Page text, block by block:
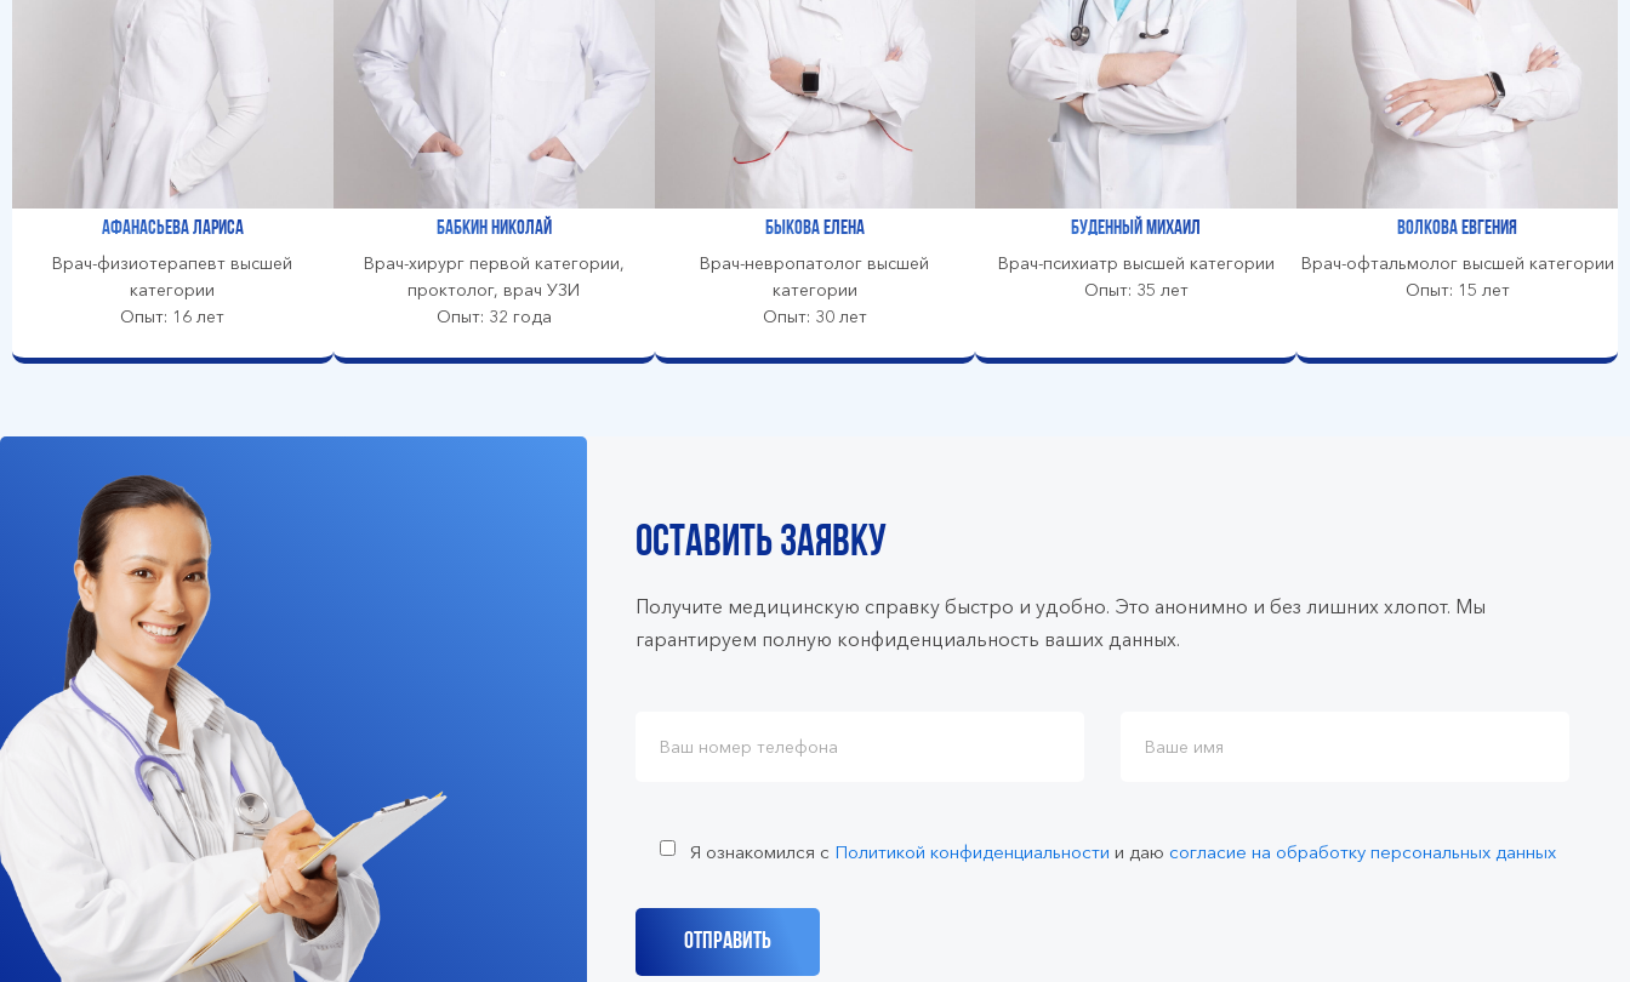
Афанасьева Лариса
Врач-физиотерапевт высшей
категории
Опыт: 16 лет
Бабкин Николай
Врач-хирург первой категории,
проктолог, врач УЗИ
Опыт: 32 года
Быкова Елена
Врач-невропатолог высшей
категории
Опыт: 30 лет
Буденный Михаил
Врач-психиатр высшей категории
Опыт: 35 лет
Волкова Евгения
Врач-офтальмолог высшей категории
Опыт: 15 лет
ОСТАВИТЬ ЗАЯВКУ
Получите медицинскую справку быстро и удобно. Это анонимно и без лишних хлопот. Мы
гарантируем полную конфиденциальность ваших данных.
Я ознакомился с Политикой конфиденциальности и даю согласие на обработку персональных данных